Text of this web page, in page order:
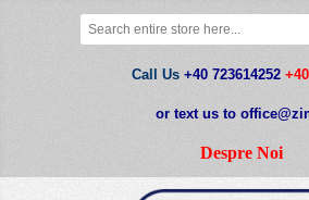
Call Us +40 723614252
or text us to
Despre Noi